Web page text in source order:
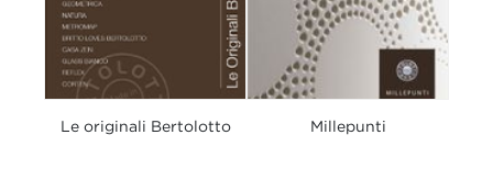
Le originali Bertolotto Millepunti